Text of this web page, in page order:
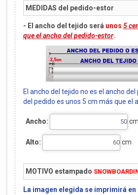
MEDIDAS del pedido-estor
- El ancho del tejido será unos 5
que el ancho del pedido-estor.
El ancho del tejido no es el ancho del
del pedido es unos 5 cm más que el
Ancho: cm
Alto: cm
MOTIVO estampado
La imagen elegida se imprimirá en